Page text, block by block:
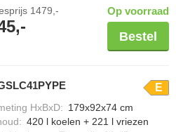
1479,- Op voorraad
Bestel
E
HxBxD: 179x92x74 cm
: 420 l koelen + 221 l vriezen